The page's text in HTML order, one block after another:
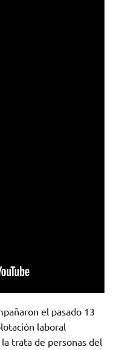
el pasado 13
laboral
trata de personas del